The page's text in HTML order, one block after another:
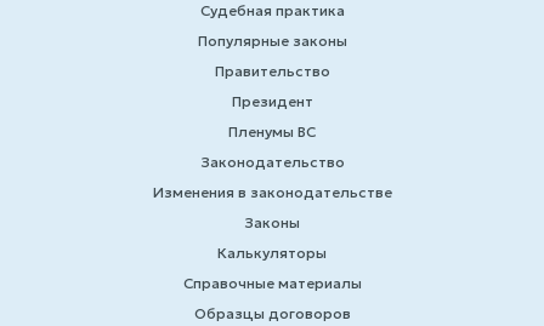
Судебная практика
Популярные законы
Правительство
Президент
Пленумы ВС
Законодательство
Изменения в законодательстве
Законы
Калькуляторы
Справочные материалы
Образцы договоров